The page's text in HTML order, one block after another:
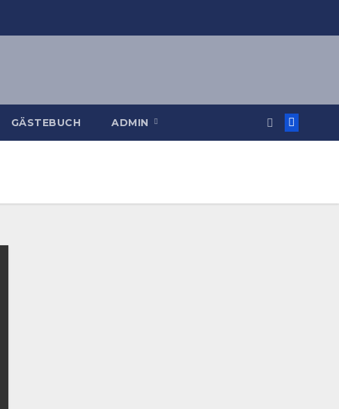
GÄSTEBUCH ADMIN